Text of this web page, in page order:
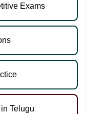
Exams
Telugu